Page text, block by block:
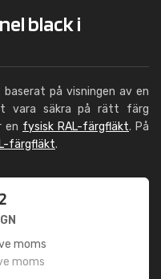
black i
på visningen av en
vara säkra på rätt färg
en fysisk RAL-färgfläkt. På
färgfläkt.
moms
moms